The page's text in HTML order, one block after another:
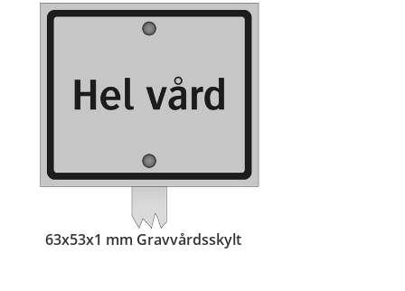
63x53x1 mm Gravvårdsskylt